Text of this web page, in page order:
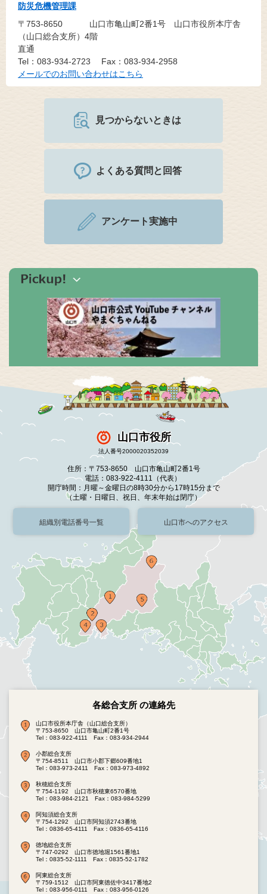
防災危機管理課
〒753-8650
山口市亀山町2番1号 山口市役所本庁舎
（山口総合支所）4階
直通
Tel：083-934-2723
Fax：083-934-2958
メールでのお問い合わせはこちら
見つからないときは
よくある質問と回答
アンケート実施中
山口市役所
法人番号2000020352039
住所：〒753-8650 山口市亀山町2番1号
電話：083-922-4111（代表）
開庁時間：月曜～金曜日の8時30分から17時15分まで
（土曜・日曜日、祝日、年末年始は閉庁）
組織別電話番号一覧 山口市へのアクセス
各総合支所 の連絡先
山口市役所本庁舎（山口総合支所）
〒753-8650 山口市亀山町2番1号
Tel：083-922-4111
Fax：083-934-2944
小郡総合支所
〒754-8511 山口市小郡下郷609番地1
Tel：083-973-2411
Fax：083-973-4892
秋穂総合支所
〒754-1192 山口市秋穂東6570番地
Tel：083-984-2121
Fax：083-984-5299
阿知須総合支所
〒754-1292 山口市阿知須2743番地
Tel：0836-65-4111
Fax：0836-65-4116
徳地総合支所
〒747-0292 山口市徳地堀1561番地1
Tel：0835-52-1111
Fax：0835-52-1782
阿東総合支所
〒759-1512 山口市阿東徳佐中3417番地2
Tel：083-956-0111
Fax：083-956-0126